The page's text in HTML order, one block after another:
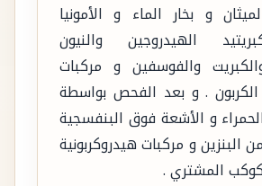
و بخار الماء و الأمونيا
الهيدروجين والنيون
والفوسفين و مركبات
. و بعد الفحص بواسطة
و الأشعة فوق البنفسجية
البنزين و مركبات هيدروكربونية
المشتري .